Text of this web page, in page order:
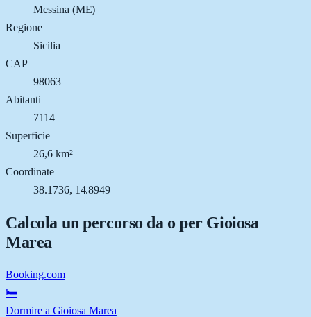
Messina (ME)
Regione
Sicilia
CAP
98063
Abitanti
7114
Superficie
26,6 km²
Coordinate
38.1736, 14.8949
Calcola un percorso da o per Gioiosa
Marea
Booking.com
🛏️
Dormire a Gioiosa Marea